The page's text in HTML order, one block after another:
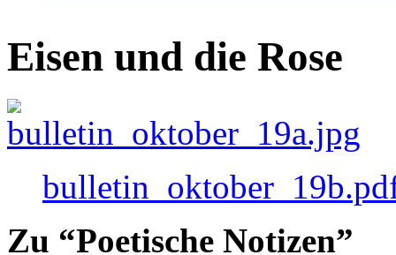
Eisen und die Rose
Zu “Poetische Notizen”